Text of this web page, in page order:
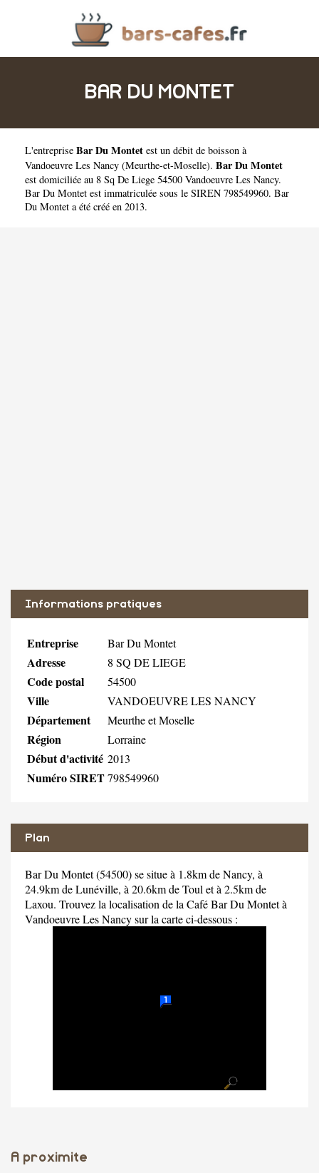
BAR DU MONTET
L'entreprise Bar Du Montet est un débit de boisson à
Vandoeuvre Les Nancy (Meurthe-et-Moselle). Bar Du Montet
est domiciliée au 8 Sq De Liege 54500 Vandoeuvre Les Nancy.
Bar Du Montet est immatriculée sous le SIREN 798549960. Bar
Du Montet a été créé en 2013.
Informations pratiques
Entreprise Bar Du Montet
Adresse 8 SQ DE LIEGE
Code postal 54500
Ville VANDOEUVRE LES NANCY
Département Meurthe et Moselle
Région Lorraine
Début d'activité 2013
Numéro SIRET798549960
Plan
Bar Du Montet (54500) se situe à 1.8km de Nancy, à
24.9km de Lunéville, à 20.6km de Toul et à 2.5km de
Laxou. Trouvez la localisation de la Café Bar Du Montet à
Vandoeuvre Les Nancy sur la carte ci-dessous :
A proximite